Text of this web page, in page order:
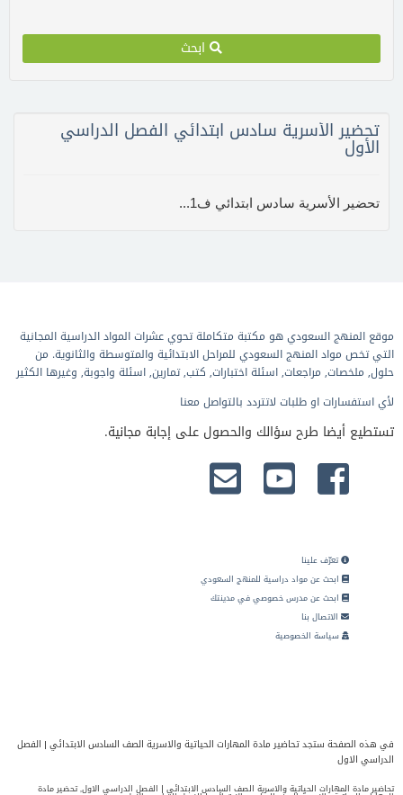
ابحث
تحضير الأسرية سادس ابتدائي الفصل الدراسي
الأول
تحضير الأسرية سادس ابتدائي ف1...
موقع المنهج السعودي هو مكتبة متكاملة تحوي عشرات المواد الدراسية المجانية
التي تخص مواد المنهج السعودي للمراحل الابتدائية والمتوسطة والثانوية. من
حلول, ملخصات, مراجعات, اسئلة اختبارات, كتب, تمارين, اسئلة واجوبة, وغيرها الكثير
لأي استفسارات او طلبات لاتتردد بالتواصل معنا
تستطيع أيضا طرح سؤالك والحصول على إجابة مجانية.
تعرّف علينا
ابحث عن مواد دراسية للمنهج السعودي
ابحث عن مدرس خصوصي في مدينتك
الاتصال بنا
سياسة الخصوصية
في هذه الصفحة ستجد تحاضير مادة المهارات الحياتية والاسرية الصف السادس الابتدائي | الفصل
الدراسي الاول
تحاضير مادة المهارات الحياتية والاسرية الصف السادس الابتدائي | الفصل الدراسي الاول, تحضير مادة